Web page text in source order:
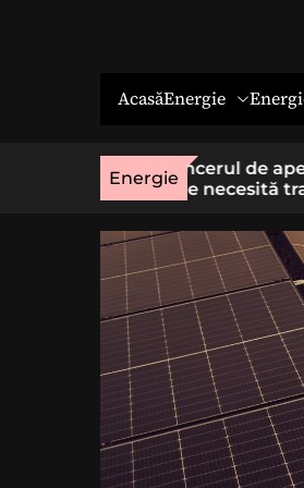
AcasăEnergie
Energie
afecțiune rară
specializat
Economia
cei care vor